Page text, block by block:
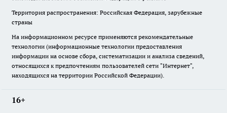
Территория распространения: Российская Федерация, зарубежные
страны
На информационном ресурсе применяются рекомендательные
технологии (информационные технологии предоставления
информации на основе сбора, систематизации и анализа сведений,
относящихся к предпочтениям пользователей сети "Интернет",
находящихся на территории Российской Федерации).
16+